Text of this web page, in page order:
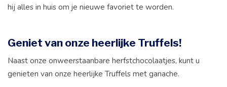
hij alles in huis om je nieuwe favoriet te worden.
Geniet van onze heerlijke Truffels!
Naast onze onweerstaanbare herfstchocolaatjes, kunt u
genieten van onze heerlijke Truffels met ganache.